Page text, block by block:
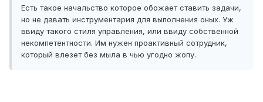
Есть такое начальство которое обожает ставить задачи,
но не давать инструментария для выполнения оных. Уж
ввиду такого стиля управления, или ввиду собственной
некомпетентности. Им нужен проактивный сотрудник,
который влезет без мыла в чью угодно жопу.